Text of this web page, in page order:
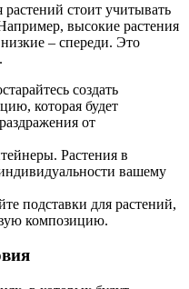
стоит учитывать
высокие растения
– спереди. Это
создать
которая будет
от
Растения в
вашему
подставки для растений,
композицию.